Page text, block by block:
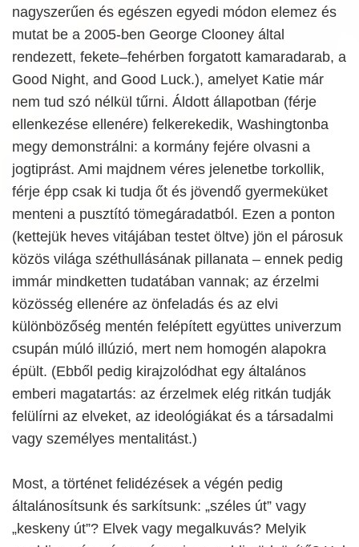
nagyszerűen és egészen egyedi módon elemez és
mutat be a 2005-ben George Clooney által
rendezett, fekete–fehérben forgatott kamaradarab, a
Good Night, and Good Luck.), amelyet Katie már
nem tud szó nélkül tűrni. Áldott állapotban (férje
ellenkezése ellenére) felkerekedik, Washingtonba
megy demonstrálni: a kormány fejére olvasni a
jogtiprást. Ami majdnem véres jelenetbe torkollik,
férje épp csak ki tudja őt és jövendő gyermeküket
menteni a pusztító tömegáradatból. Ezen a ponton
(kettejük heves vitájában testet öltve) jön el párosuk
közös világa széthullásának pillanata – ennek pedig
immár mindketten tudatában vannak; az érzelmi
közösség ellenére az önfeladás és az elvi
különbözőség mentén felépített együttes univerzum
csupán múló illúzió, mert nem homogén alapokra
épült. (Ebből pedig kirajzolódhat egy általános
emberi magatartás: az érzelmek elég ritkán tudják
felülírni az elveket, az ideológiákat és a társadalmi
vagy személyes mentalitást.)
Most, a történet felidézések a végén pedig
általánosítsunk és sarkítsunk: „széles út” vagy
„keskeny út”? Elvek vagy megalkuvás? Melyik